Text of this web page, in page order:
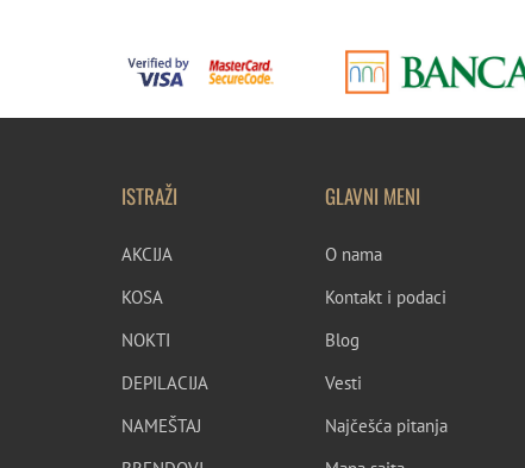
ISTRAŽI
AKCIJA
KOSA
NOKTI
DEPILACIJA
NAMEŠTAJ
GLAVNI MENI
O nama
Kontakt i podaci
Blog
Vesti
Najčešća pitanja